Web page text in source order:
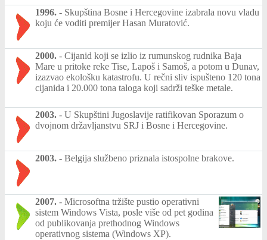
1996. - Skupština Bosne i Hercegovine izabrala novu vladu
koju će voditi premijer Hasan Muratović.
2000. - Cijanid koji se izlio iz rumunskog rudnika Baja
Mare u pritoke reke Tise, Lapoš i Samoš, a potom u Dunav,
izazvao ekološku katastrofu. U rečni sliv ispušteno 120 tona
cijanida i 20.000 tona taloga koji sadrži teške metale.
2003. - U Skupštini Jugoslavije ratifikovan Sporazum o
dvojnom državljanstvu SRJ i Bosne i Hercegovine.
2003. - Belgija službeno priznala istospolne brakove.
2007. - Microsoftna tržište pustio operativni
sistem Windows Vista, posle više od pet godina
od publikovanja prethodnog Windows
operativnog sistema (Windows XP).